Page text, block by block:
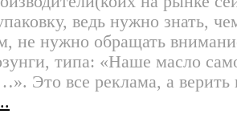
ведь нужно знать,
не нужно обращать
типа: «Наше масло
Это все реклама, а